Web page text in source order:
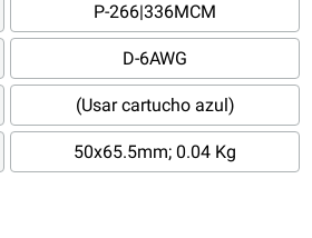
P-266|336MCM
D-6AWG
(Usar cartucho azul)
50x65.5mm; 0.04 Kg